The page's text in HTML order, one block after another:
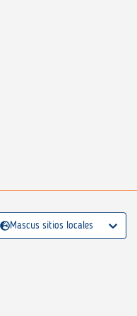
Mascus sitios locales